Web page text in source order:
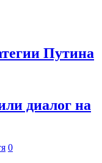
Путина
диалог на
0